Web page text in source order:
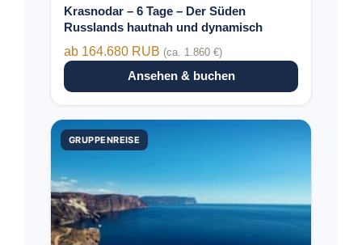
Krasnodar – 6 Tage – Der Süden
Russlands hautnah und dynamisch
ab 164.680 RUB (ca. 1.860 €)
Ansehen & buchen
der
Produktseite
gewählt
werden
GRUPPENREISE
Dieses
Produkt
mehrere
Varianten
auf.
Die